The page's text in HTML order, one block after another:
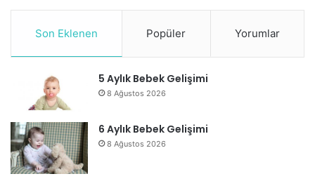
Son Eklenen Popüler Yorumlar
5 Aylık Bebek Gelişimi
8 Ağustos 2026
6 Aylık Bebek Gelişimi
8 Ağustos 2026